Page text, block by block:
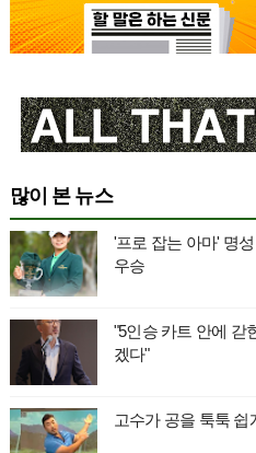
많이 본 뉴스
'프로 잡는 아마' 명
우승
"5인승 카트 안에 갇
겠다"
고수가 공을 툭툭 쉽